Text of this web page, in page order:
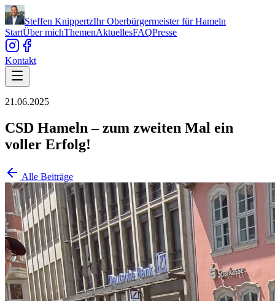
Steffen KnippertzIhr Oberbürgermeister für Hameln
StartÜber michThemenAktuellesFAQPresse
Kontakt
21.06.2025
CSD Hameln – zum zweiten Mal ein
voller Erfolg!
Alle Beiträge